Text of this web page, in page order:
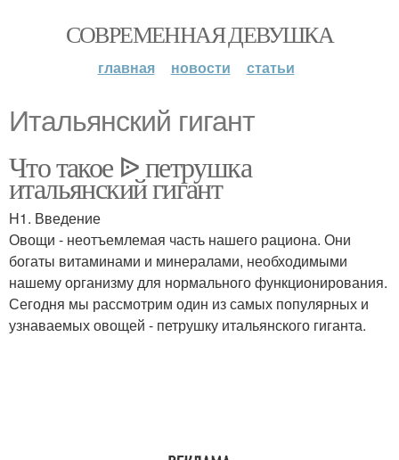
СОВРЕМЕННАЯ ДЕВУШКА
главная новости статьи
Итальянский гигант
Что такое ᐉ петрушка
итальянский гигант
H1. Введение
Овощи - неотъемлемая часть нашего рациона. Они
богаты витаминами и минералами, необходимыми
нашему организму для нормального функционирования.
Сегодня мы рассмотрим один из самых популярных и
узнаваемых овощей - петрушку итальянского гиганта.